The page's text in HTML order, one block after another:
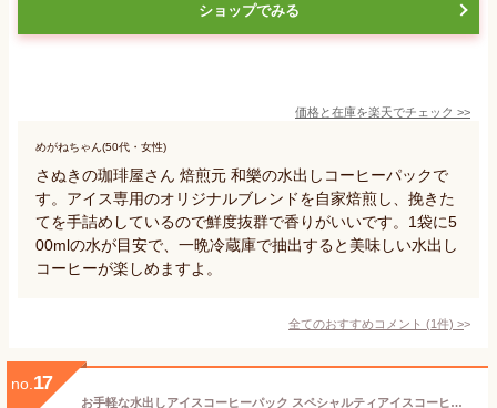
ショップでみる
価格と在庫を楽天でチェック >>
めがねちゃん(50代・女性)
さぬきの珈琲屋さん 焙煎元 和樂の水出しコーヒーパックで
す。アイス専用のオリジナルブレンドを自家焙煎し、挽きた
てを手詰めしているので鮮度抜群で香りがいいです。1袋に5
00mlの水が目安で、一晩冷蔵庫で抽出すると美味しい水出し
コーヒーが楽しめますよ。
全てのおすすめコメント (1件) >
no. 17
お手軽な水出しアイスコーヒーパック スペシャルティアイスコーヒーブレンド 3パック 約2.4L分 アンティグア グァテマラ カペティロベース コーヒー豆 珈琲 アイスコーヒー アイス珈琲 コーヒーゼリー